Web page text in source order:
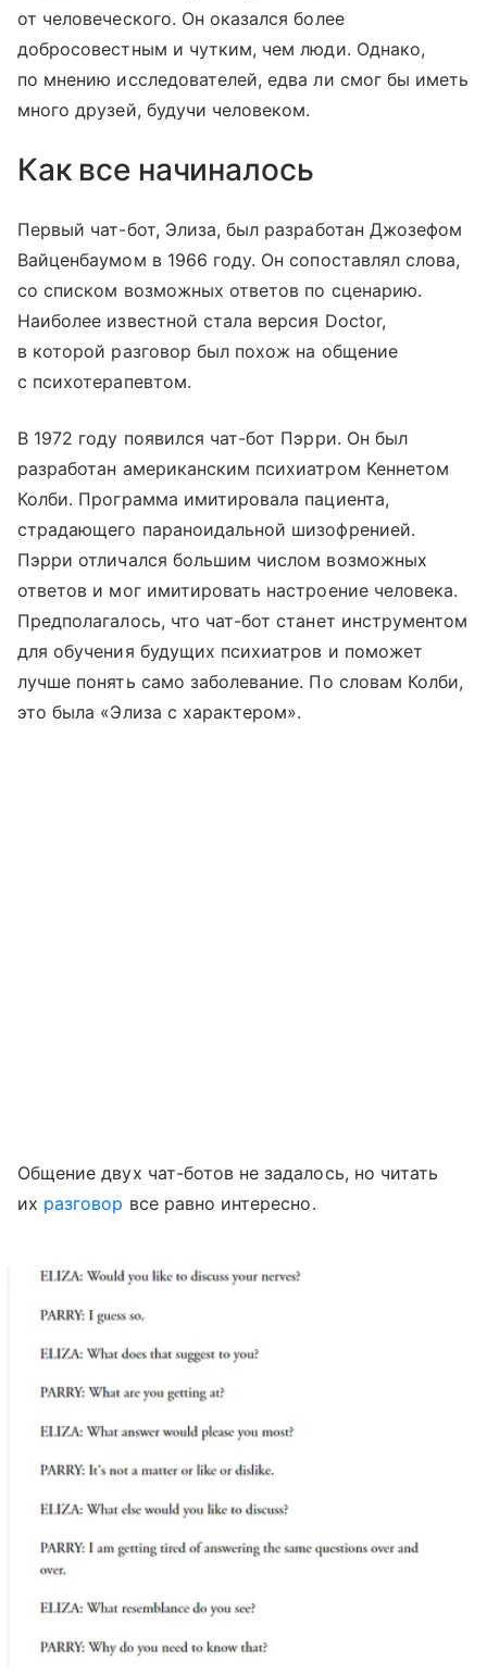
от человеческого. Он оказался более
добросовестным и чутким, чем люди. Однако,
по мнению исследователей, едва ли смог бы иметь
много друзей, будучи человеком.
Как все начиналось
Первый чат-бот, Элиза, был разработан Джозефом
Вайценбаумом в 1966 году. Он сопоставлял слова,
со списком возможных ответов по сценарию.
Наиболее известной стала версия Doctor,
в которой разговор был похож на общение
с психотерапевтом.
В 1972 году появился чат-бот Пэрри. Он был
разработан американским психиатром Кеннетом
Колби. Программа имитировала пациента,
страдающего параноидальной шизофренией.
Пэрри отличался большим числом возможных
ответов и мог имитировать настроение человека.
Предполагалось, что чат-бот станет инструментом
для обучения будущих психиатров и поможет
лучше понять само заболевание. По словам Колби,
это была «Элиза с характером».
Общение двух чат-ботов не задалось, но читать
их разговор все равно интересно.